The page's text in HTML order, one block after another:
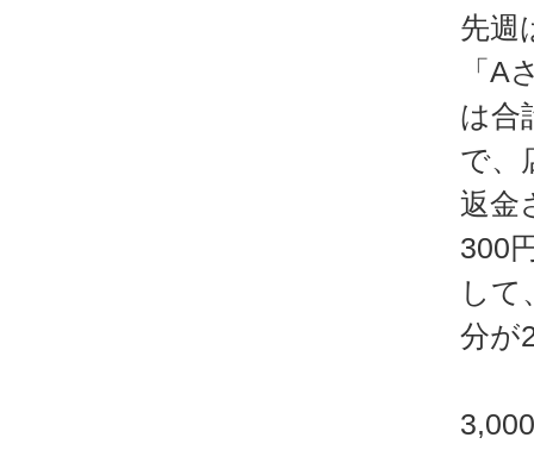
先週
「A
は合
で、
返金
300
して
分が